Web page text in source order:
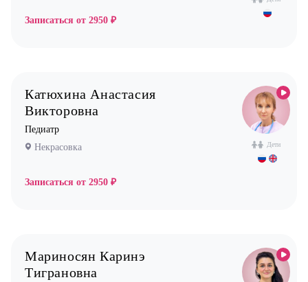
Записаться от 2950 ₽
Дети
Катюхина Анастасия
Викторовна
Педиатр
Некрасовка
Записаться от 2950 ₽
Мариносян Каринэ
Тиграновна